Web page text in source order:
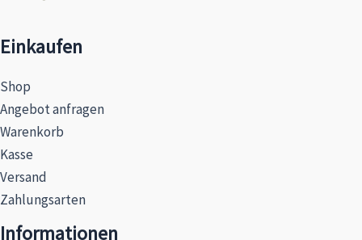
Einkaufen
Shop
Angebot anfragen
Warenkorb
Kasse
Versand
Zahlungsarten
Informationen